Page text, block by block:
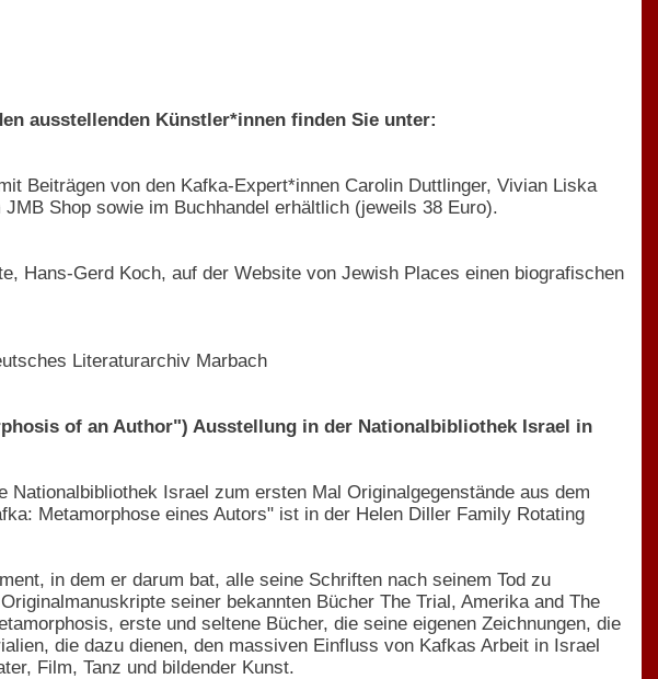
ausstellenden Künstler*innen finden Sie unter:
Beiträgen von den Kafka-Expert*innen Carolin Duttlinger, Vivian Liska
Shop sowie im Buchhandel erhältlich (jeweils 38 Euro).
Hans-Gerd Koch, auf der Website von Jewish Places einen biografischen
Literaturarchiv Marbach
of an Author") Ausstellung in der Nationalbibliothek Israel in
Nationalbibliothek Israel zum ersten Mal Originalgegenstände aus dem
Metamorphose eines Autors" ist in der Helen Diller Family Rotating
in dem er darum bat, alle seine Schriften nach seinem Tod zu
seiner bekannten Bücher The Trial, Amerika and The
erste und seltene Bücher, die seine eigenen Zeichnungen, die
die dazu dienen, den massiven Einfluss von Kafkas Arbeit in Israel
Film, Tanz und bildender Kunst.